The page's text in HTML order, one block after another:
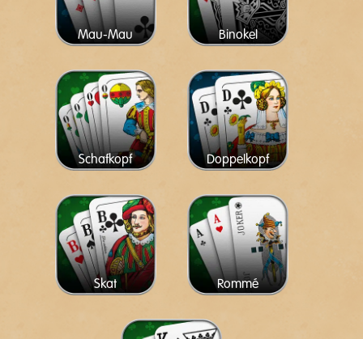
Mau-Mau Binokel
Schafkopf Doppelkopf
Skat Rommé